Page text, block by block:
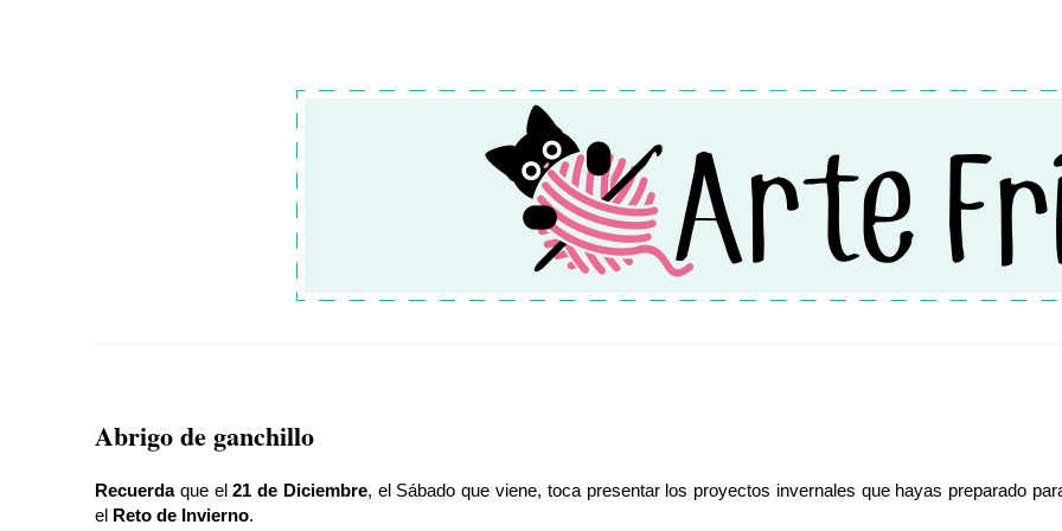
Abrigo de ganchillo
Recuerda que el21 de Diciembre, el Sábado que viene, toca presentar los proyectos invernales que hayas preparado
el Reto de Invierno.